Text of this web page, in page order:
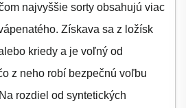
najvyššie sorty obsahujú viac
Získava sa z ložísk
kriedy a je voľný od
z neho robí bezpečnú voľbu
rozdiel od syntetických